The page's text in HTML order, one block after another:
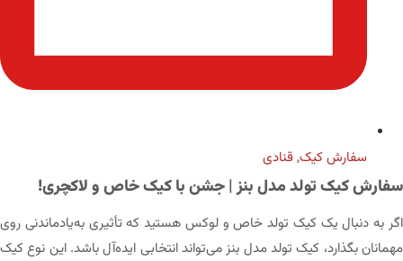
سفارش کیک, قنادی
سفارش کیک تولد مدل بنز | جشن با کیک خاص و لاکچری!
اگر به دنبال یک کیک تولد خاص و لوکس هستید که تأثیری به‌یادماندنی روی
مهمانان بگذارد، کیک تولد مدل بنز می‌تواند انتخابی ایده‌آل باشد. این نوع کیک